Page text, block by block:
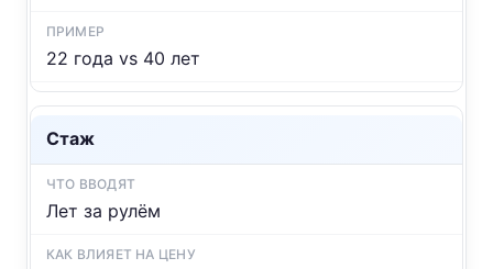
22 года vs 40 лет
Стаж
Лет за рулём